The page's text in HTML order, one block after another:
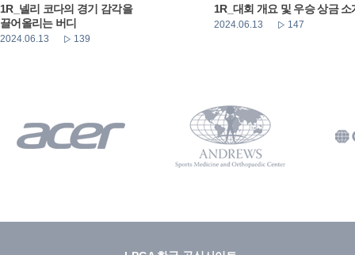
1R_넬리 코다의 경기 감각을
끌어올리는 버디
2024.06.13 139
1R_대회 개요 및 우승 상금 소
2024.06.13 147